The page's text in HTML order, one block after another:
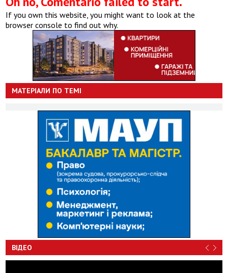
If you own this website, you might want to look at the
browser console to find out why.
МАТЕРІАЛИ ПО ТЕМІ
ВІДЕО